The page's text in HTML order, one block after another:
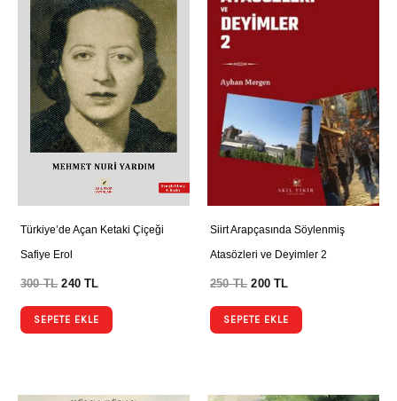
Türkiye’de Açan Ketaki Çiçeği
Safiye Erol
300TL 240TL
SEPETE EKLE
Siirt Arapçasında Söylenmiş
Atasözleri ve Deyimler 2
250TL 200TL
SEPETE EKLE